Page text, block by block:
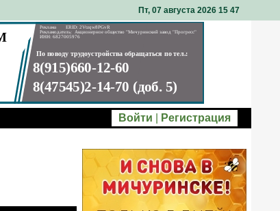
Пт, 07 августа 2026 15 47
Войти Регистрация